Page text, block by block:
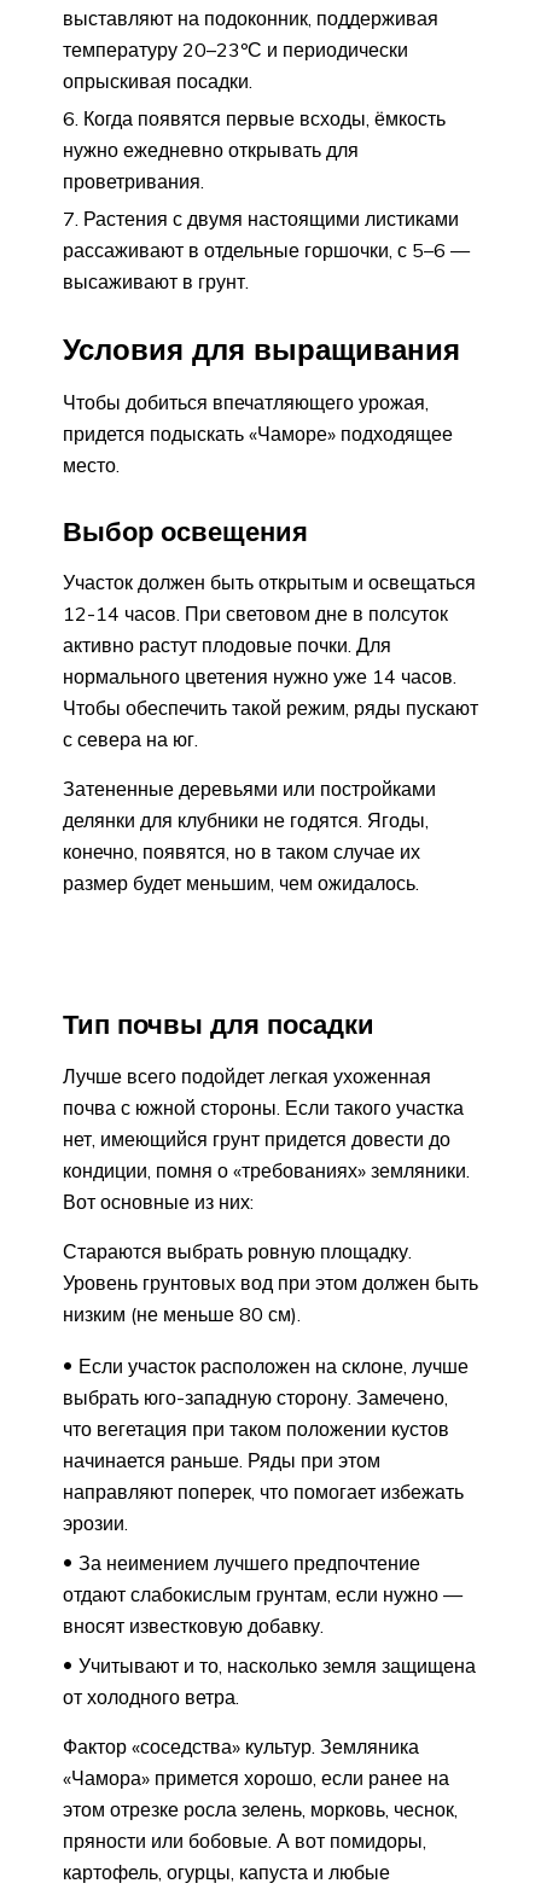
выставляют на подоконник, поддерживая
температуру 20–23ºС и периодически
опрыскивая посадки.
Когда появятся первые всходы, ёмкость
нужно ежедневно открывать для
проветривания.
Растения с двумя настоящими листиками
рассаживают в отдельные горшочки, с 5–6 —
высаживают в грунт.
Условия для выращивания
Чтобы добиться впечатляющего урожая,
придется подыскать «Чаморе» подходящее
место.
Выбор освещения
Участок должен быть открытым и освещаться
12-14 часов. При световом дне в полсуток
активно растут плодовые почки. Для
нормального цветения нужно уже 14 часов.
Чтобы обеспечить такой режим, ряды пускают
с севера на юг.
Затененные деревьями или постройками
делянки для клубники не годятся. Ягоды,
конечно, появятся, но в таком случае их
размер будет меньшим, чем ожидалось.
Тип почвы для посадки
Лучше всего подойдет легкая ухоженная
почва с южной стороны. Если такого участка
нет, имеющийся грунт придется довести до
кондиции, помня о «требованиях» земляники.
Вот основные из них:
Стараются выбрать ровную площадку.
Уровень грунтовых вод при этом должен быть
низким (не меньше 80 см).
Если участок расположен на склоне, лучше
выбрать юго-западную сторону. Замечено,
что вегетация при таком положении кустов
начинается раньше. Ряды при этом
направляют поперек, что помогает избежать
эрозии.
За неимением лучшего предпочтение
отдают слабокислым грунтам, если нужно —
вносят известковую добавку.
Учитывают и то, насколько земля защищена
от холодного ветра.
Фактор «соседства» культур. Земляника
«Чамора» примется хорошо, если ранее на
этом отрезке росла зелень, морковь, чеснок,
пряности или бобовые. А вот помидоры,
картофель, огурцы, капуста и любые